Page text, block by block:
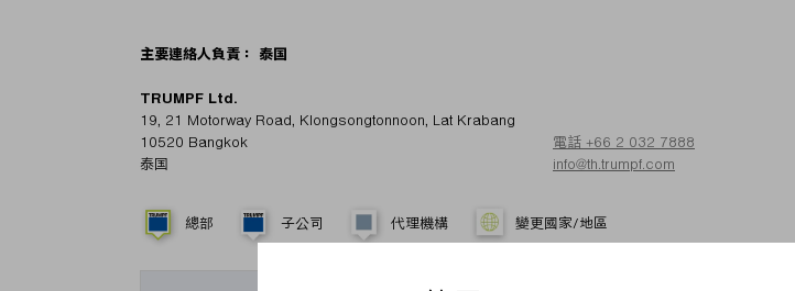
主要連絡人負責： 泰国
TRUMPF Ltd.
19, 21 Motorway Road, Klongsongtonnoon, Lat Krabang
10520 Bangkok
泰国
電話 +66 2 032 7888
info@th.trumpf.com
總部 子公司 代理機構 變更國家/地區